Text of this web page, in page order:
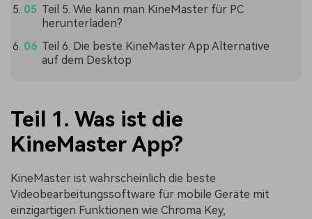
Teil 5. Wie kann man KineMaster für PC
herunterladen?
Teil 6. Die beste KineMaster App Alternative
auf dem Desktop
Teil 1. Was ist die
KineMaster App?
KineMaster ist wahrscheinlich die beste
Videobearbeitungssoftware für mobile Geräte mit
einzigartigen Funktionen wie Chroma Key,